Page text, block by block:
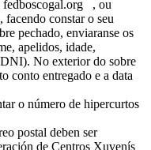
, ou
constar o seu
pechado, enviaranse os
apelidos, idade,
No exterior do sobre
conto entregado e a data
o número de hipercurtos
postal deben ser
de Centros Xuvenís